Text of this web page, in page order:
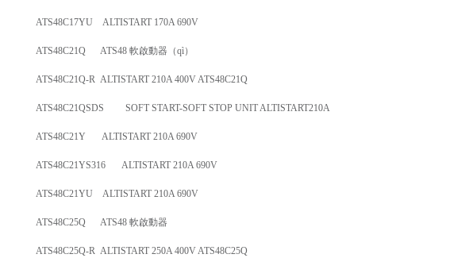
ATS48C17YU ALTISTART 170A 690V
ATS48C21Q ATS48 軟啟動器（qì）
ATS48C21Q-R ALTISTART 210A 400V ATS48C21Q
ATS48C21QSDS SOFT START-SOFT STOP UNIT ALTISTART210A
ATS48C21Y ALTISTART 210A 690V
ATS48C21YS316 ALTISTART 210A 690V
ATS48C21YU ALTISTART 210A 690V
ATS48C25Q ATS48 軟啟動器
ATS48C25Q-R ALTISTART 250A 400V ATS48C25Q